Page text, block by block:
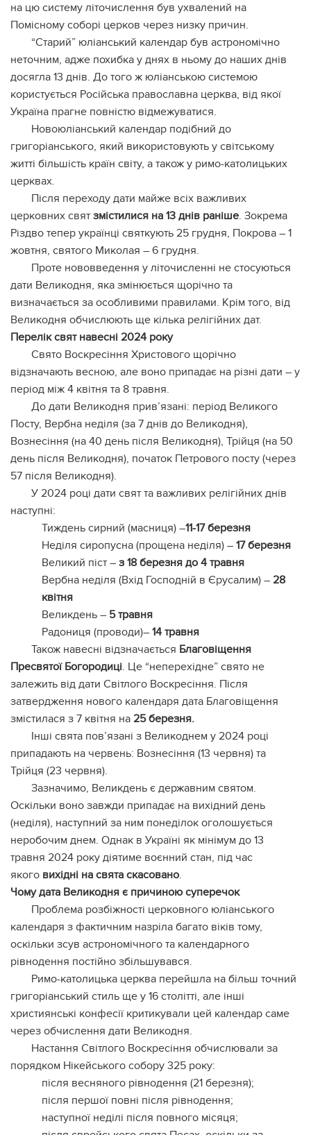
на цю систему літочислення був ухвалений на
Помісному соборі церков через низку причин.
“Старий” юліанський календар був астрономічно
неточним, адже похибка у днях в ньому до наших днів
досягла 13 днів. До того ж юліанською системою
користується Російська православна церква, від якої
Україна прагне повністю відмежуватися.
Новоюліанський календар подібний до
григоріанського, який використовують у світському
житті більшість країн світу, а також у римо-католицьких
церквах.
Після переходу дати майже всіх важливих
церковних свят змістилися на 13 днів раніше. Зокрема
Різдво тепер українці святкують 25 грудня, Покрова – 1
жовтня, святого Миколая – 6 грудня.
Проте нововведення у літочисленні не стосуються
дати Великодня, яка змінюється щорічно та
визначається за особливими правилами. Крім того, від
Великодня обчислюють ще кілька релігійних дат.
Перелік свят навесні 2024 року
Свято Воскресіння Христового щорічно
відзначають весною, але воно припадає на різні дати – у
період між 4 квітня та 8 травня.
До дати Великодня прив’язані: період Великого
Посту, Вербна неділя (за 7 днів до Великодня),
Вознесіння (на 40 день після Великодня), Трійця (на 50
день після Великодня), початок Петрового посту (через
57 після Великодня).
У 2024 році дати свят та важливих релігійних днів
наступні:
Тиждень сирний (масниця) –11-17 березня
Неділя сиропусна (прощена неділя) – 17 березня
Великий піст – з 18 березня до 4 травня
Вербна неділя (Вхід Господній в Єрусалим) – 28
квітня
Великдень – 5 травня
Радониця (проводи)– 14 травня
Також навесні відзначається Благовіщення
Пресвятої Богородиці. Це “неперехідне” свято не
залежить від дати Світлого Воскресіння. Після
затвердження нового календаря дата Благовіщення
змістилася з 7 квітня на 25 березня.
Інші свята пов’язані з Великоднем у 2024 році
припадають на червень: Вознесіння (13 червня) та
Трійця (23 червня).
Зазначимо, Великдень є державним святом.
Оскільки воно завжди припадає на вихідний день
(неділя), наступний за ним понеділок оголошується
неробочим днем. Однак в Україні як мінімум до 13
травня 2024 року діятиме воєнний стан, під час
якого вихідні на свята скасовано.
Чому дата Великодня є причиною суперечок
Проблема розбіжності церковного юліанського
календаря з фактичним назріла багато віків тому,
оскільки зсув астрономічного та календарного
рівнодення постійно збільшувався.
Римо-католицька церква перейшла на більш точний
григоріанський стиль ще у 16 столітті, але інші
християнські конфесії критикували цей календар саме
через обчислення дати Великодня.
Настання Світлого Воскресіння обчислювали за
порядком Нікейського собору 325 року:
після весняного рівнодення (21 березня);
після першої повні після рівнодення;
наступної неділі після повного місяця;